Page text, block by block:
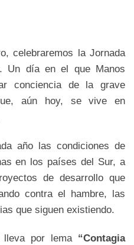
celebraremos la Jornada
Un día en el que Manos
conciencia de la grave
aún hoy, se vive en
año las condiciones de
en los países del Sur, a
de desarrollo que
contra el hambre, las
que siguen existiendo.
lleva por lema “Contagia